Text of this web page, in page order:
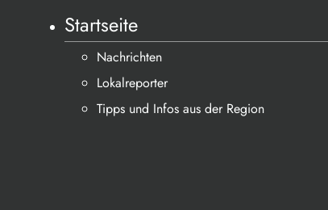
Startseite
Nachrichten
Lokalreporter
Tipps und Infos aus der Region